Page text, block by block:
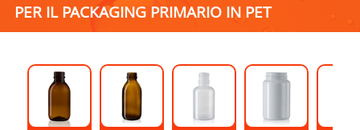
PER IL PACKAGING PRIMARIO IN PET